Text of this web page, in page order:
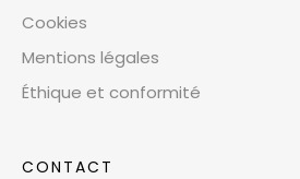
Cookies
Mentions légales
Éthique et conformité
CONTACT